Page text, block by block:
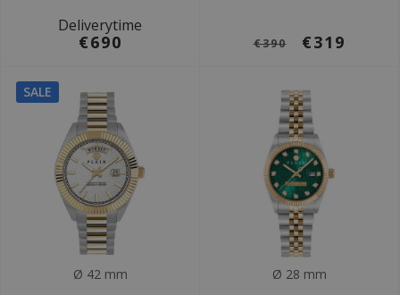
Deliverytime
€690 €390 €319
SALE
Ø 42 mm Ø 28 mm